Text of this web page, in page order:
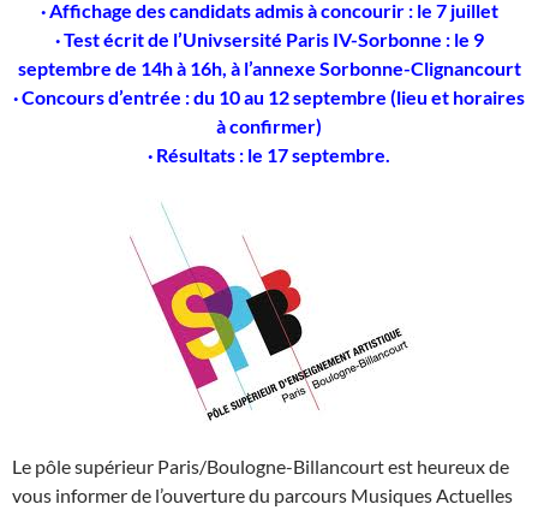
· Affichage des candidats admis à concourir : le 7 juillet
· Test écrit de l’Univsersité Paris IV-Sorbonne : le 9
septembre de 14h à 16h, à l’annexe Sorbonne-Clignancourt
· Concours d’entrée : du 10 au 12 septembre (lieu et horaires
à confirmer)
· Résultats : le 17 septembre.
Le pôle supérieur Paris/Boulogne-Billancourt est heureux de
vous informer de l’ouverture du parcours Musiques Actuelles